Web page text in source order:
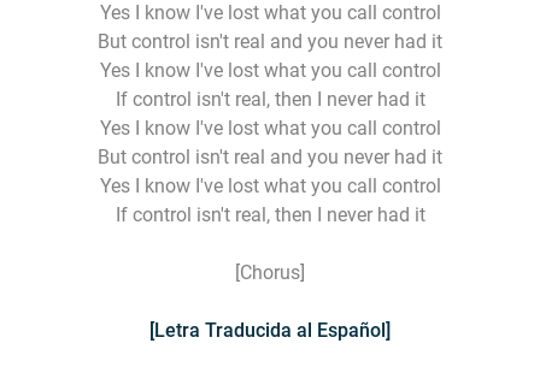
Yes I know I've lost what you call control
But control isn't real and you never had it
Yes I know I've lost what you call control
If control isn't real, then I never had it
Yes I know I've lost what you call control
But control isn't real and you never had it
Yes I know I've lost what you call control
If control isn't real, then I never had it
[Chorus]
[Letra Traducida al Español]